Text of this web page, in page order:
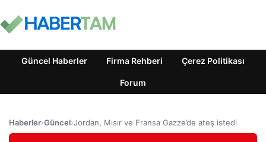
Güncel Haberler Firma Rehberi Çerez Politikası
Forum
Haberler›Güncel›Jordan, Mısır ve Fransa Gazze’de ateş istedi